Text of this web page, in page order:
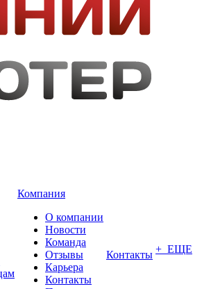
Компания
О компании
Новости
Команда
Отзывы
Карьера
Контакты
Контакты + ЕЩЕ